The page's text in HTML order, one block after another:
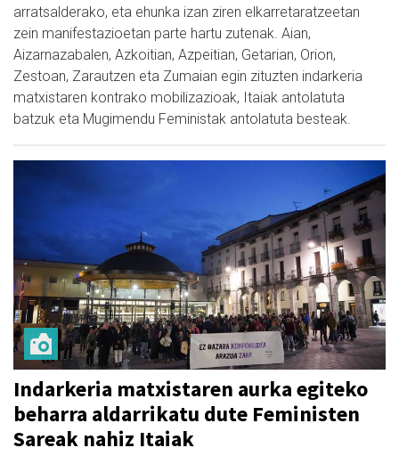
arratsalderako, eta ehunka izan ziren elkarretaratzeetan
zein manifestazioetan parte hartu zutenak. Aian,
Aizarnazabalen, Azkoitian, Azpeitian, Getarian, Orion,
Zestoan, Zarautzen eta Zumaian egin zituzten indarkeria
matxistaren kontrako mobilizazioak, Itaiak antolatuta
batzuk eta Mugimendu Feministak antolatuta besteak.
Indarkeria matxistaren aurka egiteko
beharra aldarrikatu dute Feministen
Sareak nahiz Itaiak